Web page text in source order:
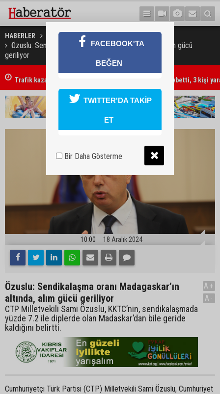
HABERLER GÜNDEM
Özuslu: Sendikalaşma oranı Madagaskar’ın altında, alım gücü
geriliyor
Trafik kazasında 85 yaşındaki Turan Obalı hayatını kaybetti, 3 kişi
10:00 18 Aralık 2024
Özuslu: Sendikalaşma oranı Madagaskar’ın
altında, alım gücü geriliyor
CTP Milletvekili Sami Özuslu, KKTC’nin, sendikalaşmada
yüzde 7.2 ile diplerde olan Madaskar’dan bile geride
kaldığını belirtti.
A+
A-
Cumhuriyetçi Türk Partisi (CTP) Milletvekili Sami Özuslu, Cumhuriyet
FACEBOOK'TA
BEĞEN
TWITTER'DA TAKİP
ET
Bir Daha Gösterme